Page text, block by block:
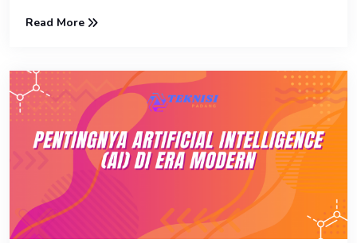
Read More